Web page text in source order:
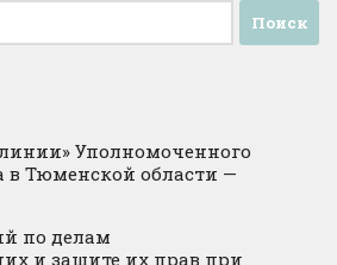
Уполномоченного
в Тюменской области —
по делам
и защите их прав при